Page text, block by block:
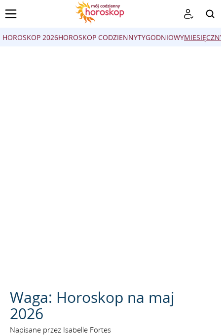
HOROSKOP 2026HOROSKOP CODZIENNYTYGODNIOWY
Waga: Horoskop na maj
2026
Napisane przez Isabelle Fortes